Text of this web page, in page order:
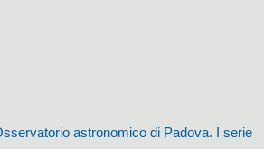
astronomico di Padova. I serie